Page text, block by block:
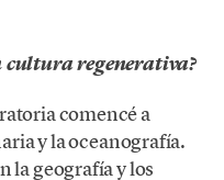
cultura regenerativa?
comencé a
y la oceanografía.
la geografía y los